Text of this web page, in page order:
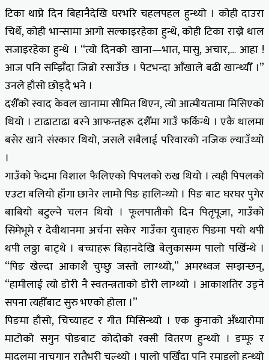
टिका थाप्ने दिन बिहानैदेखि घरभरि चहलपहल हुन्थ्यो । कोही दाउरा
चिर्थे, कोही भान्सामा आगो सल्काइरहेका हुन्थे, कोही टिका राख्ने थाल
सजाइरहेका हुन्थे । “त्यो दिनको खाना—भात, मासु, अचार,… आहा !
आज पनि सम्झिँदा जिब्रो रसाउँछ । पेटभन्दा आँखाले बढी खान्थ्यौँ ।”
उनले हाँसो छोड्दै भने ।
दशैँको स्वाद केवल खानामा सीमित थिएन, त्यो आत्मीयतामा मिसिएको
थियो । टाढाटाढा बस्ने आफन्तहरू दशैँमा गाउँ फर्किन्थे । एकै थालमा
बसेर खाने संस्कार थियो, जसले सबैलाई परिवारको नजिक ल्याउँथ्यो
।
गाउँको फेदमा विशाल फैलिएको पिपलको रुख थियो । त्यही पिपलको
एउटा बलियो हाँगा छानेर लामो पिङ हालिन्थ्यो । पिङ बाट घरघर पुगेर
बाबियो बटुल्ने चलन थियो । फूलपातीको दिन पितृपूजा, गाउँको
सिमेभूमे र देवीथानमा अर्चना सकेर गाउँका युवाहरु पिङमा पयो थपी
थपी लठ्ठा बाट्थे । बच्चाहरू बिहानदेखि बेलुकासम्म पालो पर्खिन्थे ।
“पिङ खेल्दा आकाशै चुम्छु जस्तो लाग्थ्यो,” अमरध्वज सम्झन्छन्,
“हामीलाई त्यो डोरी नै स्वतन्त्रताको डोरी लाग्थ्यो । आकाशतिर उड्ने
सपना त्यहीँबाट सुरु भएको होला ।”
पिङमा हाँसो, चिच्याहट र गीत मिसिन्थ्यो । एक कुनाको अँध्यारोमा
माटोको सगुन पोङबाट कोदोको रक्सी वितरण हुन्थ्यो । डम्फू र